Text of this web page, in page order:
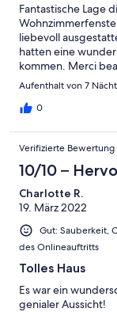
Fantastische Lage
liebevoll
hatten eine
kommen. Merci
Aufenthalt von 7
0
Verifizierte Bewertung
10/10 –
Charlotte R.
19. März 2022
Gut: Sauberkeit,
des Onlineauftritts
Tolles Haus
Es war ein
genialer Aussicht!